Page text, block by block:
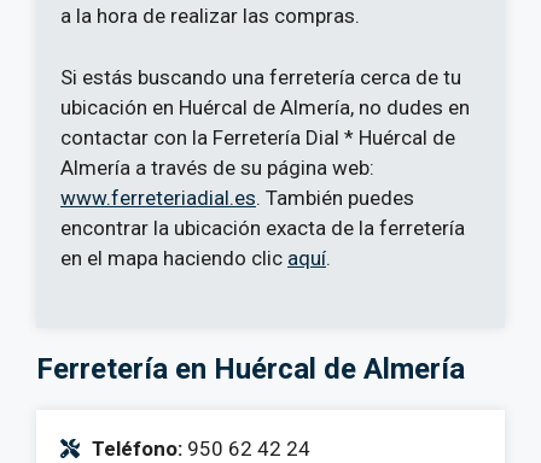
a la hora de realizar las compras.
Si estás buscando una ferretería cerca de tu
ubicación en Huércal de Almería, no dudes en
contactar con la Ferretería Dial * Huércal de
Almería a través de su página web:
www.ferreteriadial.es. También puedes
encontrar la ubicación exacta de la ferretería
en el mapa haciendo clic aquí.
Ferretería en Huércal de Almería
Teléfono: 950 62 42 24